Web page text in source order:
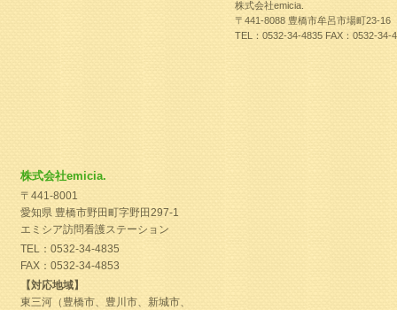
株式会社emicia.
〒441-8088 豊橋市牟呂市場町23-16
TEL：0532-34-4835 FAX：0532-34-
株式会社emicia.
〒441-8001
愛知県 豊橋市野田町字野田297-1
エミシア訪問看護ステーション
TEL：0532-34-4835
FAX：0532-34-4853
【対応地域】
東三河（豊橋市、豊川市、新城市、